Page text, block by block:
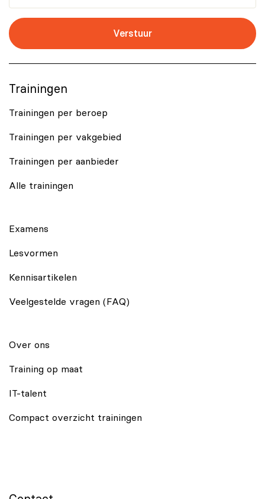
Verstuur
Trainingen
Trainingen per beroep
Trainingen per vakgebied
Trainingen per aanbieder
Alle trainingen
Examens
Lesvormen
Kennisartikelen
Veelgestelde vragen (FAQ)
Over ons
Training op maat
IT-talent
Compact overzicht trainingen